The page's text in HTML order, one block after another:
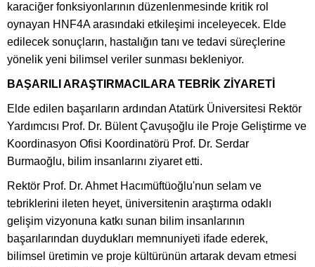
karaciğer fonksiyonlarının düzenlenmesinde kritik rol
oynayan HNF4A arasındaki etkileşimi inceleyecek. Elde
edilecek sonuçların, hastalığın tanı ve tedavi süreçlerine
yönelik yeni bilimsel veriler sunması bekleniyor.
BAŞARILI ARAŞTIRMACILARA TEBRİK ZİYARETİ
Elde edilen başarıların ardından Atatürk Üniversitesi Rektör
Yardımcısı Prof. Dr. Bülent Çavuşoğlu ile Proje Geliştirme ve
Koordinasyon Ofisi Koordinatörü Prof. Dr. Serdar
Burmaoğlu, bilim insanlarını ziyaret etti.
Rektör Prof. Dr. Ahmet Hacımüftüoğlu'nun selam ve
tebriklerini ileten heyet, üniversitenin araştırma odaklı
gelişim vizyonuna katkı sunan bilim insanlarının
başarılarından duydukları memnuniyeti ifade ederek,
bilimsel üretimin ve proje kültürünün artarak devam etmesi